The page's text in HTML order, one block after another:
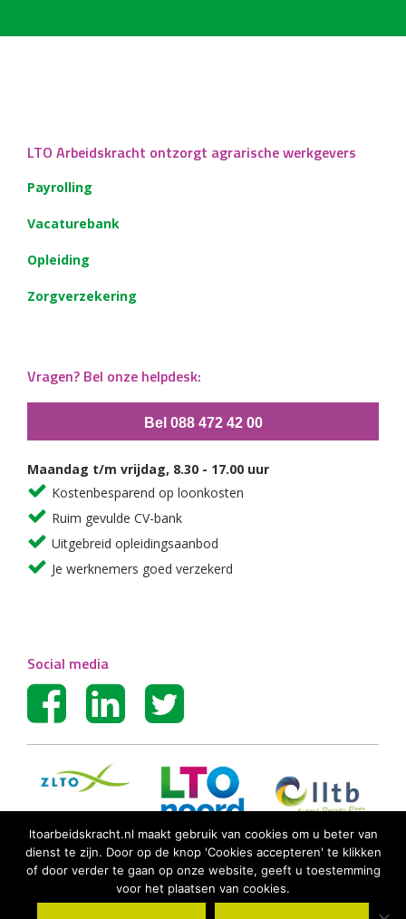
LTO Arbeidskracht ontzorgt agrarische werkgevers
Payrolling
Vacaturebank
Opleiding
Zorgverzekering
Vragen? Bel onze helpdesk:
Bel 088 472 42 00
Maandag t/m vrijdag, 8.30 - 17.00 uur
Kostenbesparend op loonkosten
Ruim gevulde CV-bank
Uitgebreid opleidingsaanbod
Je werknemers goed verzekerd
Social media
ltoarbeidskracht.nl maakt gebruik van cookies om u beter van
dienst te zijn. Door op de knop 'Cookies accepteren' te klikken
of door verder te gaan op onze website, geeft u toestemming
voor het plaatsen van cookies.